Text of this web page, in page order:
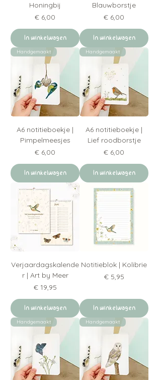
Honingbij
Prijs
€ 6,00
In winkelwagen
Blauwborstje
Prijs
€ 6,00
In winkelwagen
Handgemaakt
A6 notitieboekje |
Pimpelmeesjes
Prijs
€ 6,00
In winkelwagen
Handgemaakt
A6 notitieboekje |
Lief roodborstje
Prijs
€ 6,00
In winkelwagen
Verjaardagskalende
r | Art by Meer
Prijs
€ 19,95
In winkelwagen
Notitieblok | Kolibrie
Prijs
€ 5,95
In winkelwagen
Handgemaakt Handgemaakt